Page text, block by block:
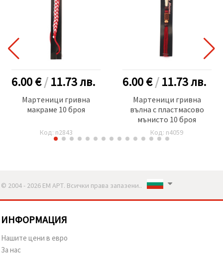
6.00 €/11.73лв.
Мартеници гривна
макраме 10 броя
Код: n2843
6.00 €/11.73лв.
Мартеници гривна
вълна с пластмасово
мънисто 10 броя
Код: n4059
© 2004 - 2026 ЕМ АРТ. Всички права запазени..
ИНФОРМАЦИЯ
Нашите цени в евро
За нас